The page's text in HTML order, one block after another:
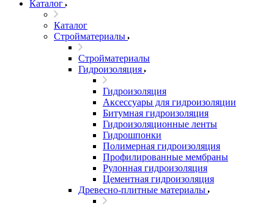
Каталог
Каталог
Стройматериалы
Стройматериалы
Гидроизоляция
Гидроизоляция
Аксессуары для гидроизоляции
Битумная гидроизоляция
Гидроизоляционные ленты
Гидрошпонки
Полимерная гидроизоляция
Профилированные мембраны
Рулонная гидроизоляция
Цементная гидроизоляция
Древесно-плитные материалы